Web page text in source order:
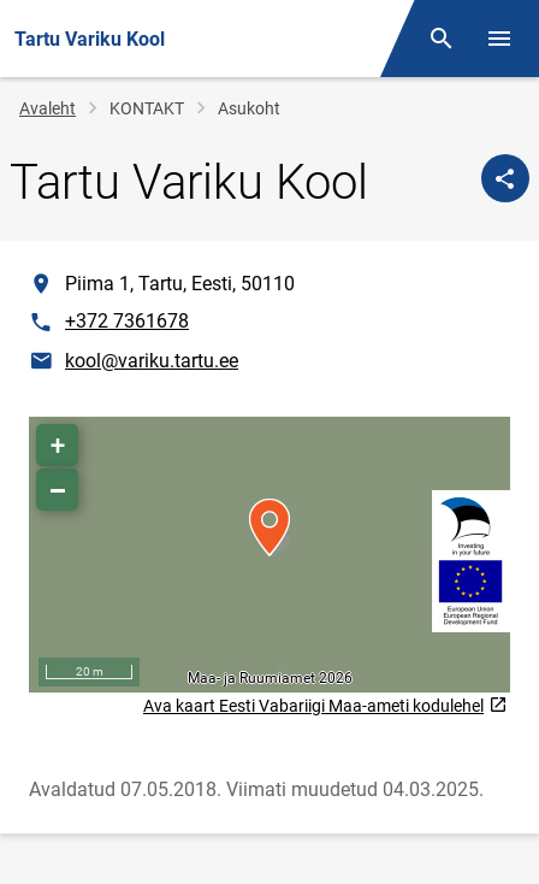
Tartu Variku Kool Otsing
Jälglink
Avaleht KONTAKT Asukoht
Tartu Variku Kool
locationPiima 1, Tartu, Eesti, 50110
phone+372 7361678
E-postkool@variku.tartu.ee
Asukoha kaart
Ava kaart Eesti Vabariigi Maa-ameti kodulehel
Link will open on a new page
Avaldatud 07.05.2018. Viimati muudetud 04.03.2025.